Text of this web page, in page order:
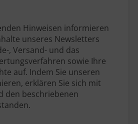
Hinweisen informieren
unseres Newsletters
, Versand- und das
sowie Ihre
auf. Indem Sie unseren
erklären Sie sich mit
den beschriebenen